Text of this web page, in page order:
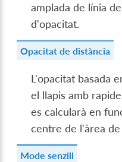
amplada de línia
d'opacitat.
Opacitat de distància
L'opacitat basada
el llapis amb
es calcularà en
centre de l'àrea
Mode senzill